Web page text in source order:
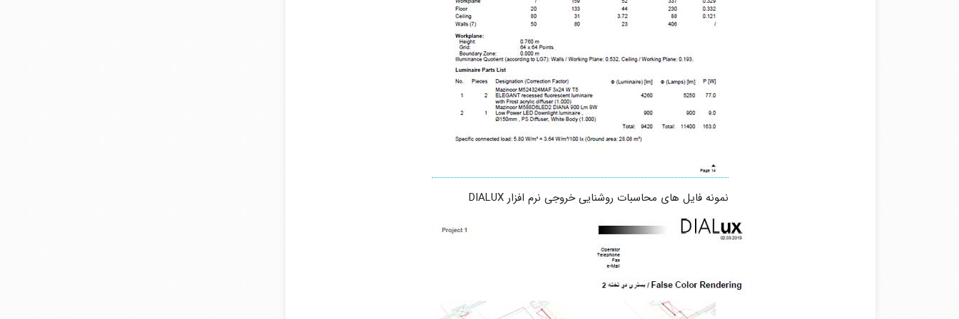
نمونه فایل های محاسبات روشنایی خروجی نرم افزار DIALUX